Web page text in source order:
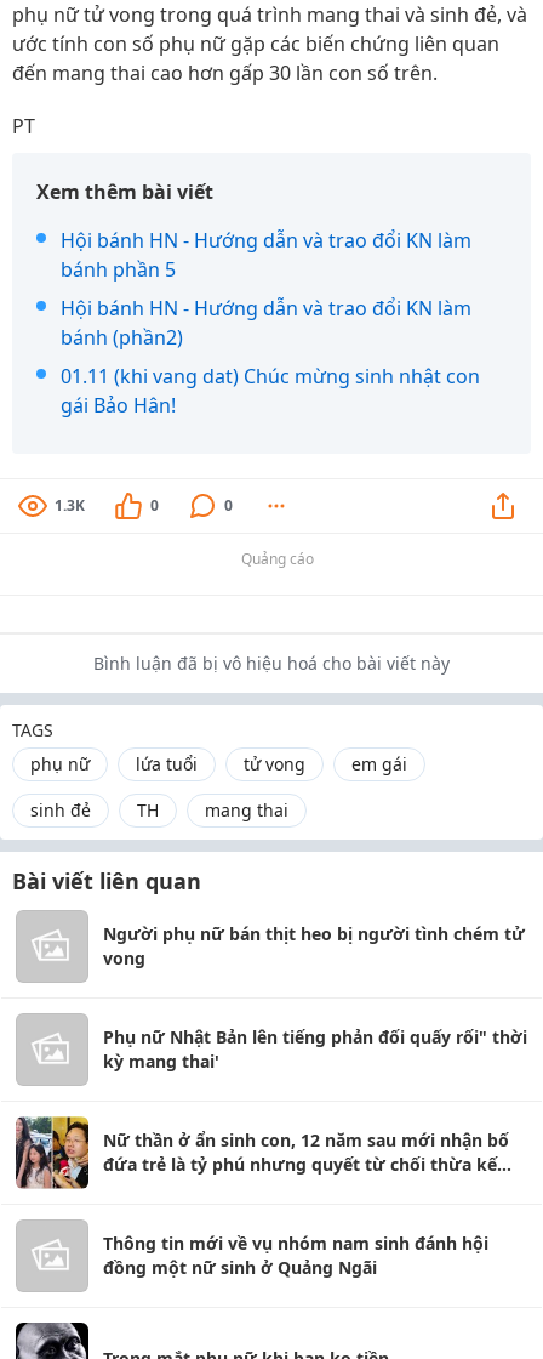
phụ nữ tử vong trong quá trình mang thai và sinh đẻ, và
ước tính con số phụ nữ gặp các biến chứng liên quan
đến mang thai cao hơn gấp 30 lần con số trên.
PT
Xem thêm bài viết
Hội bánh HN - Hướng dẫn và trao đổi KN làm
bánh phần 5
Hội bánh HN - Hướng dẫn và trao đổi KN làm
bánh (phần2)
01.11 (khi vang dat) Chúc mừng sinh nhật con
gái Bảo Hân!
1.3K 0 0
Quảng cáo
Bình luận đã bị vô hiệu hoá cho bài viết này
TAGS
phụ nữ
lứa tuổi tử vong
em gái
sinh đẻ
TH mang thai
Bài viết liên quan
Người phụ nữ bán thịt heo bị người tình chém tử
vong
Phụ nữ Nhật Bản lên tiếng phản đối quấy rối" thời
kỳ mang thai'
Nữ thần ở ẩn sinh con, 12 năm sau mới nhận bố
đứa trẻ là tỷ phú nhưng quyết từ chối thừa kế
Thông tin mới về vụ nhóm nam sinh đánh hội
đồng một nữ sinh ở Quảng Ngãi